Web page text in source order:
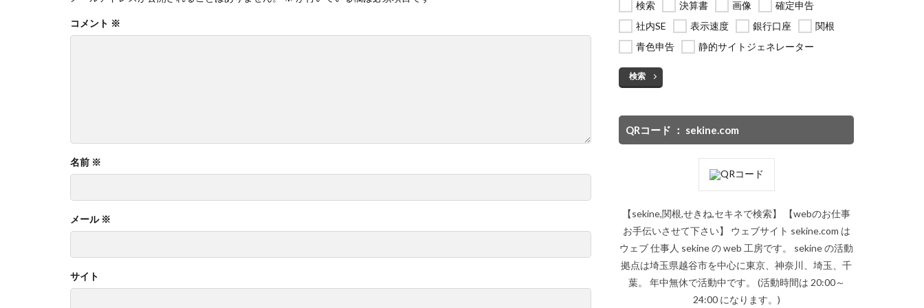
コメント ※
名前 ※
メール ※
サイト
検索
決算書 画像
確定申告
社内SE
表示速度 銀行口座
関根
青色申告
静的サイトジェネレーター
検索
QRコード ： sekine.com
【sekine,関根,せきね,セキネで検索】 【webのお仕事
お手伝いさせて下さい】 ウェブサイト sekine.com は
ウェブ 仕事人 sekine の web 工房です。 sekine の活動
拠点は埼玉県越谷市を中心に東京、神奈川、埼玉、千
葉。 年中無休で活動中です。 (活動時間は 20:00～
24:00 になります。)